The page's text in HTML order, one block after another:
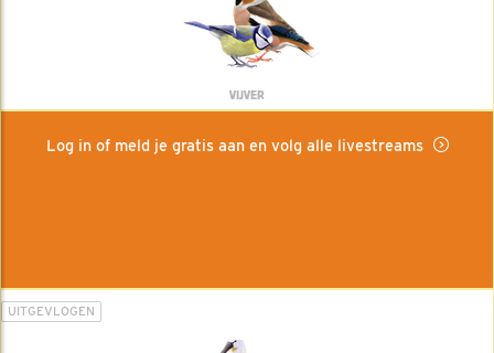
VIJVER
Log in of meld je gratis aan en volg alle livestreams
UITGEVLOGEN